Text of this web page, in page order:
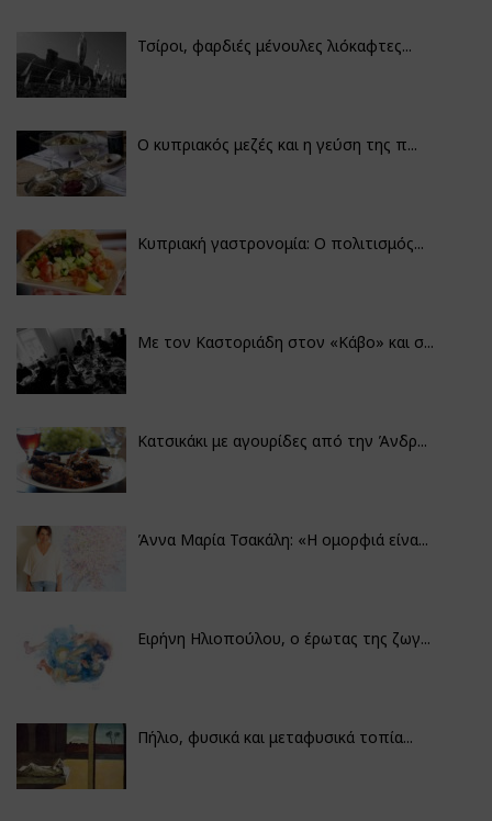
Τσίροι, φαρδιές μένουλες λιόκαφτες...
Ο κυπριακός μεζές και η γεύση της π...
Κυπριακή γαστρονομία: Ο πολιτισμός...
Με τον Καστοριάδη στον «Κάβο» και σ...
Κατσικάκι με αγουρίδες από την Άνδρ...
Άννα Μαρία Τσακάλη: «Η ομορφιά είνα...
Ειρήνη Ηλιοπούλου, ο έρωτας της ζωγ...
Πήλιο, φυσικά και μεταφυσικά τοπία...